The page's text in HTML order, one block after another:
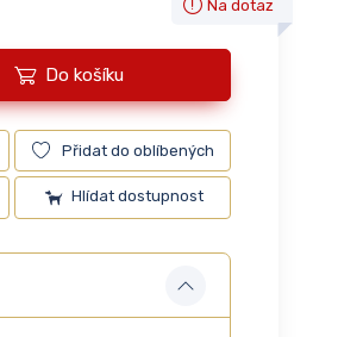
Na dotaz
Do košíku
Přidat do oblíbených
Hlídat dostupnost